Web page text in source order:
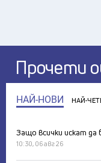
Прочети
НАЙ-НОВИ НАЙ-
Защо всички искат да
10:30, 06 авг 26